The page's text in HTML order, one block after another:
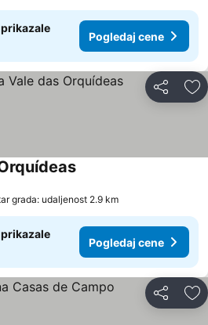
Pogledaj cene
Deli
Pogledaj cene
grada: udaljenost 2.9 km
Pogledaj cene
Deli